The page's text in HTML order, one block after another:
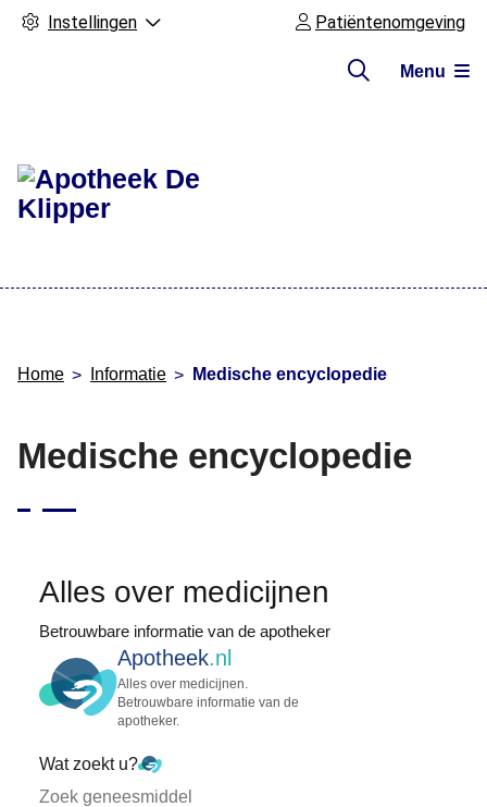
Instellingen Patiëntenomgeving
Menu
Home Informatie Medische encyclopedie
Medische encyclopedie
Alles over medicijnen
Betrouwbare informatie van de apotheker
Apotheek.nl
Alles over medicijnen.
Betrouwbare informatie van de
apotheker.
Wat zoekt u?
Zoek geneesmiddel